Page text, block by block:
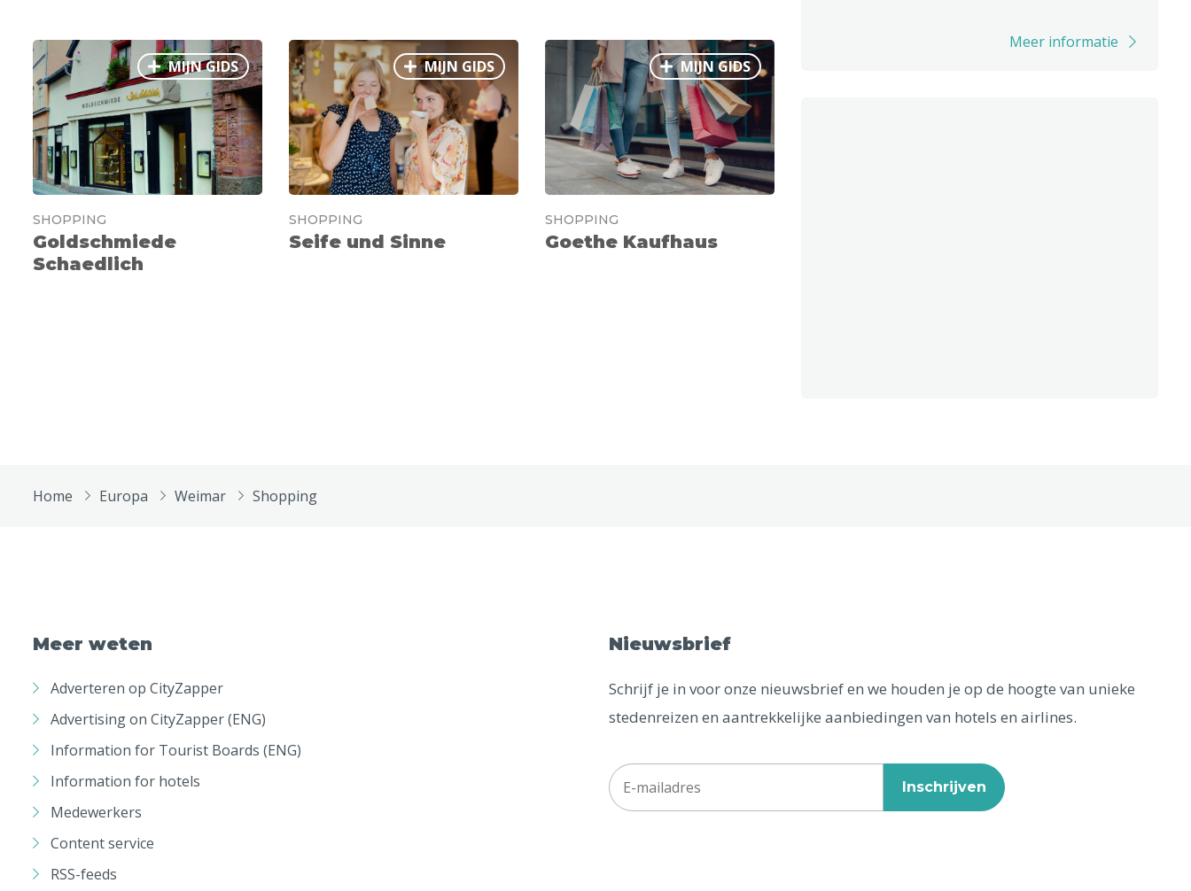
MIJN GIDS
SHOPPING
Goldschmiede
Schaedlich
MIJN GIDS
SHOPPING
Seife und Sinne
MIJN GIDS
SHOPPING
Goethe Kaufhaus
Meer informatie
Home Europa Weimar Shopping
Meer weten
Adverteren op CityZapper
Advertising on CityZapper (ENG)
Information for Tourist Boards (ENG)
Information for hotels
Medewerkers
Content service
RSS-feeds
Nieuwsbrief
Schrijf je in voor onze nieuwsbrief en we houden je op de hoogte van unieke
stedenreizen en aantrekkelijke aanbiedingen van hotels en airlines.
Inschrijven